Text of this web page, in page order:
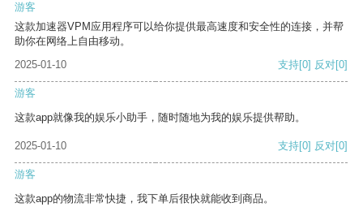
游客
这款加速器VPM应用程序可以给你提供最高速度和安全性的连接，并帮
助你在网络上自由移动。
2025-01-10
支持[0] 反对[0]
游客
这款app就像我的娱乐小助手，随时随地为我的娱乐提供帮助。
2025-01-10 支持[0] 反对[0]
游客
这款app的物流非常快捷，我下单后很快就能收到商品。